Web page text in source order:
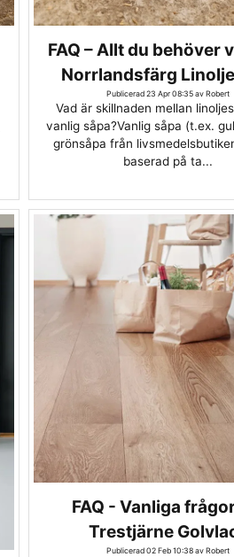
FAQ – Allt du behöver
Norrlandsfärg
Publicerad 23 Apr 08:35 av Robert
Vad är skillnaden mellan
vanlig såpa?Vanlig såpa (t.ex.
grönsåpa från
baserad på ta...
FAQ - Vanliga
Trestjärne
Publicerad 02 Feb 10:38 av Robert